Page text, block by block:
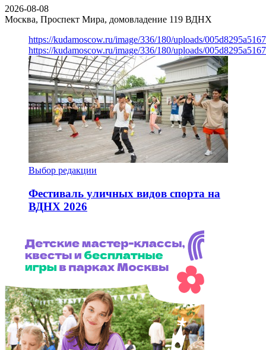
2026-08-08
Москва, Проспект Мира, домовладение 119 ВДНХ
https://kudamoscow.ru/image/336/180/uploads/
https://kudamoscow.ru/image/336/180/uploads/
Выбор редакции
Фестиваль уличных видов спорта на
ВДНХ 2026